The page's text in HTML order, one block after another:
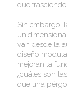
que
Sin embargo,
van desde la
diseño
mejoran la
¿cuáles son
que una